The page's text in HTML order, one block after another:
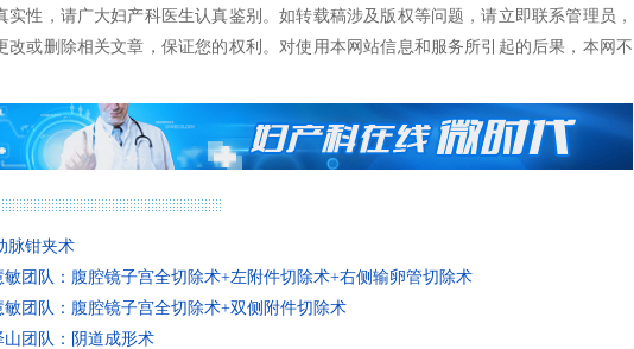
实性，请广大妇产科医生认真鉴别。如转载稿涉及版权等问题，请立即联系管理员，
改或删除相关文章，保证您的权利。对使用本网站信息和服务所引起的后果，本网不
脉钳夹术
敏团队：腹腔镜子宫全切除术+左附件切除术+右侧输卵管切除术
敏团队：腹腔镜子宫全切除术+双侧附件切除术
山团队：阴道成形术